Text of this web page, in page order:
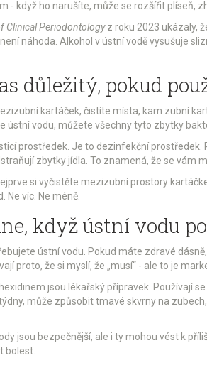
- když ho narušíte, může se rozšířit plíseň,
Clinical Periodontologyz roku 2023 ukázaly,
náhoda. Alkohol v ústní vodě vysušuje
důležitý, pokud
kartáček, čistíte místa, kam zubní
ústní vodu, můžete všechny tyto zbytky
prostředek. Je to dezinfekční
zbytky jídla. To znamená, že se vám
si vyčistěte mezizubní prostory
Ne víc. Ne méně.
když ústní vodu
ústní vodu. Pokud máte zdravé
proto, že si myslí, že „musí“ - ale to je
jsou lékařský přípravek. Používají
může způsobit tmavé skvrny na
jsou bezpečnější, ale i ty mohou vést k
bolest.